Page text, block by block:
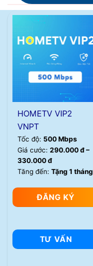
HOMETV VIP2
VNPT
Tốc độ: 500 Mbps
Giá cước: 290.000 đ –
330.000 đ
Tăng đến: Tặng 1 tháng
ĐĂNG KÝ
TƯ VẤN